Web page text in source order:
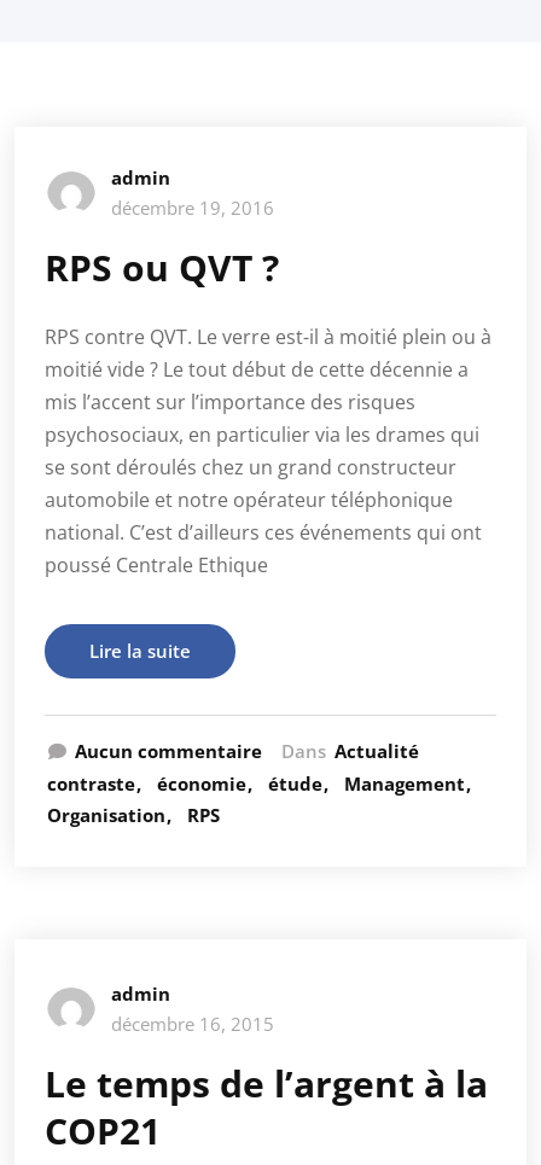
admin
décembre 19, 2016
RPS ou QVT ?
RPS contre QVT. Le verre est-il à moitié plein ou à
moitié vide ? Le tout début de cette décennie a
mis l’accent sur l’importance des risques
psychosociaux, en particulier via les drames qui
se sont déroulés chez un grand constructeur
automobile et notre opérateur téléphonique
national. C’est d’ailleurs ces événements qui ont
poussé Centrale Ethique
Lire la suite
Aucun commentaire Dans Actualité
contraste
économie étude
Management
Organisation
RPS
admin
décembre 16, 2015
Le temps de l’argent à la
COP21